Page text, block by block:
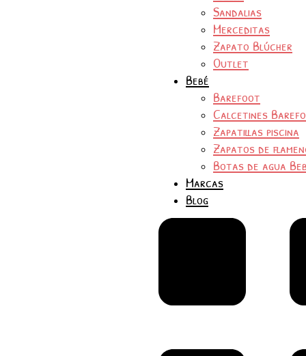
Sandalias
Merceditas
Zapato Blúcher
Outlet
Bebé
Barefoot
Calcetines
Zapatillas piscina
Zapatos de
Botas de agua
Marcas
Blog